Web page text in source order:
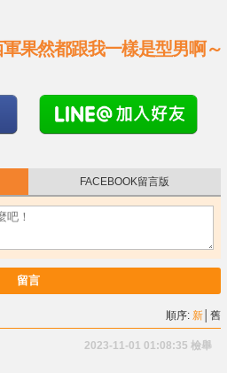
果然都跟我一樣是型男啊～
FACEBOOK留言版
留言
順序:新 │舊
2023-11-01 01:08:35 檢舉